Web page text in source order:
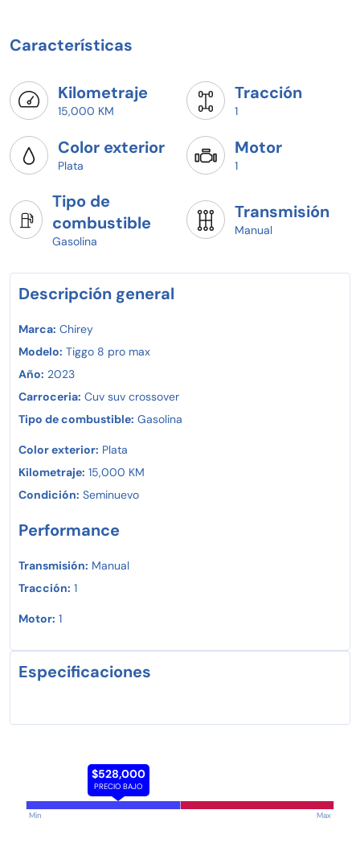
Características
Kilometraje
15,000 KM
Tracción
1
Color exterior
Plata
Motor
1
Tipo de
combustible
Gasolina
Transmisión
Manual
Descripción general
Marca: Chirey
Modelo: Tiggo 8 pro max
Año: 2023
Carroceria: Cuv suv crossover
Tipo de combustible: Gasolina
Color exterior: Plata
Kilometraje: 15,000 KM
Condición: Seminuevo
Performance
Transmisión: Manual
Tracción: 1
Motor: 1
Especificaciones
$528,000
PRECIO BAJO
Min Max